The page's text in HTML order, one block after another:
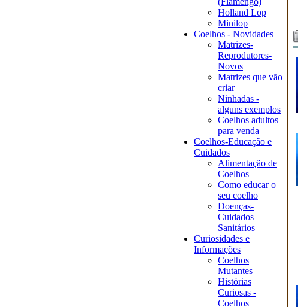
Holland Lop
Minilop
Coelhos - Novidades
Matrizes-
Reprodutores-
Novos
Matrizes que vão
criar
Ninhadas -
alguns exemplos
Coelhos adultos
para venda
Coelhos-Educação e
Cuidados
Alimentação de
Coelhos
Como educar o
seu coelho
Doenças-
Cuidados
Sanitários
Curiosidades e
Informações
Coelhos
Mutantes
Histórias
Curiosas -
Coelhos